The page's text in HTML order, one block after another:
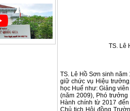
TS. Lê
TS. Lê Hồ Sơn sinh
giữ chức vụ Hiệu
học Huế như: Giảng
(năm 2009), Phó
Hành chính từ 2017
Chủ tịch Hội đồng